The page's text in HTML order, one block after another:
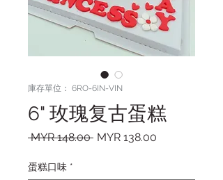
庫存單位： 6RO-6IN-VIN
6" 玫瑰复古蛋糕
MYR 148.00 一般價格
MYR 138.00
蛋糕口味 *